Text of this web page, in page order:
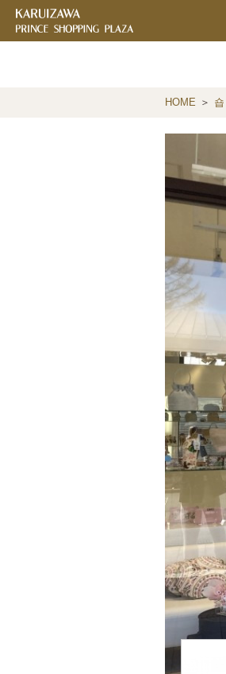
HOME